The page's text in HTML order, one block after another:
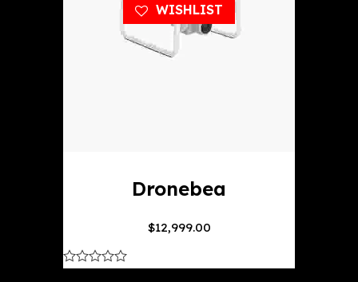
WISHLIST
Dronebea
$12,999.00